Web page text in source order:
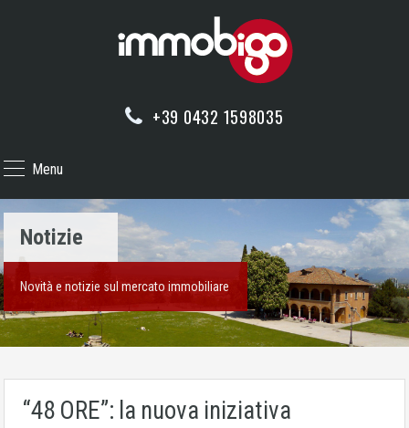
+39 0432 1598035
Menu
Notizie
Novità e notizie sul mercato immobiliare
“48 ORE”: la nuova iniziativa